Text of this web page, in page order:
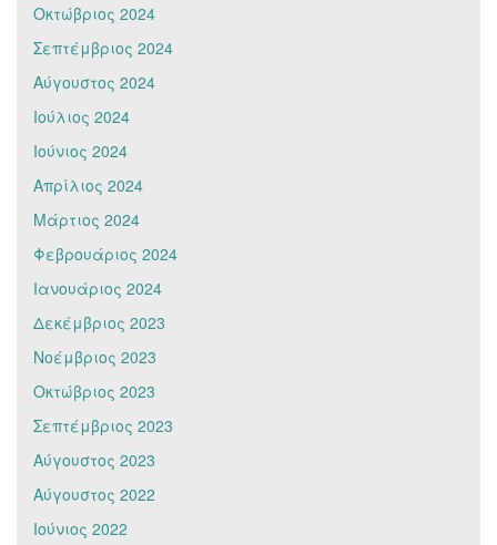
Οκτώβριος 2024
Σεπτέμβριος 2024
Αύγουστος 2024
Ιούλιος 2024
Ιούνιος 2024
Απρίλιος 2024
Μάρτιος 2024
Φεβρουάριος 2024
Ιανουάριος 2024
Δεκέμβριος 2023
Νοέμβριος 2023
Οκτώβριος 2023
Σεπτέμβριος 2023
Αύγουστος 2023
Αύγουστος 2022
Ιούνιος 2022